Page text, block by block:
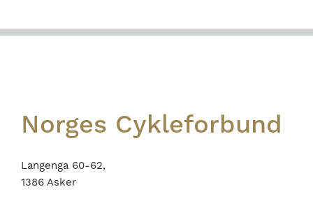
Footer
Norges Cykleforbund
Langenga 60-62,
1386 Asker